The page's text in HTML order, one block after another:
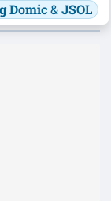
Domic&JSOL